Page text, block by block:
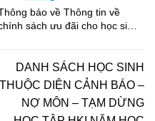
báo về Thông tin về
sách ưu đãi cho học sinh
DANH SÁCH HỌC SINH
THUỘC DIỆN CẢNH BÁO –
NỢ MÔN – TẠM DỪNG